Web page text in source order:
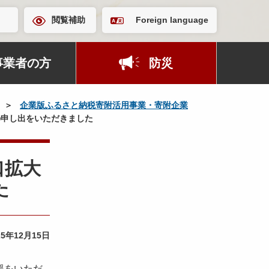
閲覧補助 Foreign language
業者の方 防災
企業版ふるさと納税寄附活用事業・寄附企業
し出をいただきました
拡大
年12月15日